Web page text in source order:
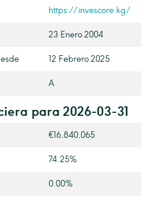
https://invescore.kg/
23 Enero 2004
12 Febrero 2025
A
para 2026-03-31
€16,840,065
74.25%
0.00%